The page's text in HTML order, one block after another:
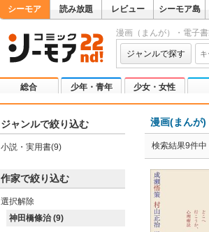
シーモア 読み放題 レビュー シーモア島
漫画（まんが）・電子
ジャンルで探す
総合 少年・青年 少女・女性
ジャンルで絞り込む
小説・実用書(9)
作家で絞り込む
選択解除
神田橋條治 (9)
漫画(まんが)
検索結果9件